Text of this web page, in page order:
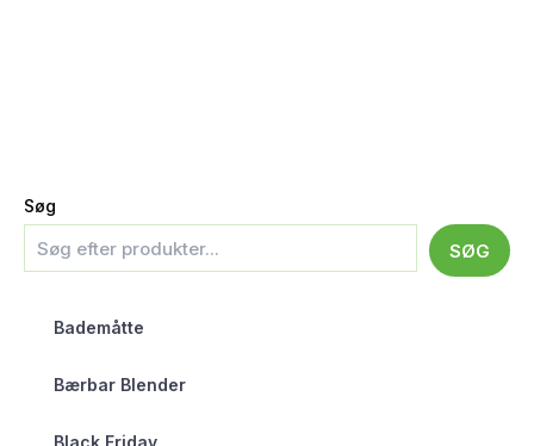
Søg
SØG
Bademåtte
Bærbar Blender
Black Friday